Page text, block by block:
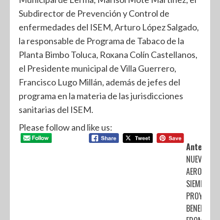
Subdirector de Prevención y Control de
enfermedades del ISEM, Arturo López Salgado,
la responsable de Programa de Tabaco de la
Planta Bimbo Toluca, Roxana Colín Castellanos,
el Presidente municipal de Villa Guerrero,
Francisco Lugo Millán, además de jefes del
programa en la materia de las jurisdicciones
sanitarias del ISEM.
Please follow and like us:
Anterior:
NUEVO
SIEMPRE SE
PROYECTÓ
BENEFICIO